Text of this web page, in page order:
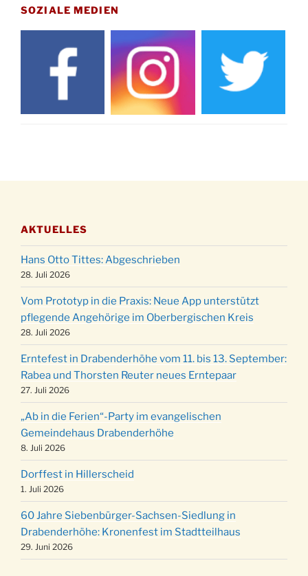
Drabenderhöhe um 11:15 Uhr
21.11.
Basar im Ev. Gemeindehaus von 14-16:30 Uhr
Katharinenball des Honterus Chors im
Stadtteilhaus um 19:00 Uhr
Kinderbibeltag im Ev. Gemeindehaus von 10-
12 Uhr
Stadtteilhaus um 19:00 Uhr
11.12.
Puer-Natus weihnachtliches Brauchtum am
Robert-Gassner-Hof um 17:00 Uhr
19.12.
Kinderbibeltag im Ev. Gemeindehaus von 10-
12 Uhr
20.12.
Weihnachts-Konzert des Honterus Chors in
der Kirche um 17:00 Uhr
24.12.
Familiengottesdienst mit Krippenspiel im Ev.
Gemeindehaus um 15:00 Uhr
24.12. Familiengottesdienst in der FeG um 16 Uhr
24.12.
Weihnachtsgottesdienst in der Kirche um
15:00 Uhr
24.12.
Weihnachtsgottesdienst in der Kirche um
18:00 Uhr
24.12.
Christmette mit der ev. Jugend in der Kirche
um 23:00 Uhr
31.12.
Gottesdienst zu Silvester in der Kirche um
18:00 Uhr
SOZIALE MEDIEN
AKTUELLES
Hans Otto Tittes: Abgeschrieben
28. Juli 2026
Vom Prototyp in die Praxis: Neue App unterstützt
pflegende Angehörige im Oberbergischen Kreis
28. Juli 2026
Erntefest in Drabenderhöhe vom 11. bis 13. September:
Rabea und Thorsten Reuter neues Erntepaar
27. Juli 2026
„Ab in die Ferien“-Party im evangelischen
Gemeindehaus Drabenderhöhe
8. Juli 2026
Dorffest in Hillerscheid
1. Juli 2026
60 Jahre Siebenbürger-Sachsen-Siedlung in
Drabenderhöhe: Kronenfest im Stadtteilhaus
29. Juni 2026